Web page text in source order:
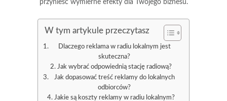
przynieść wymierne efekty dla Twojego biznesu.
W tym artykule przeczytasz
Dlaczego reklama w radiu lokalnym jest
skuteczna?
Jak wybrać odpowiednią stację radiową?
Jak dopasować treść reklamy do lokalnych
odbiorców?
Jakie są koszty reklamy w radiu lokalnym?